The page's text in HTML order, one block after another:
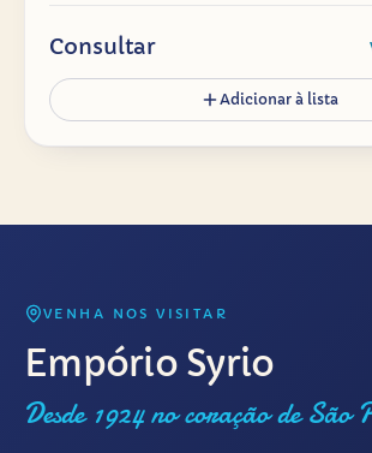
Consultar
Adicionar à lista
VENHA NOS VISITAR
Empório Syrio
Desde 1924 no coração de São